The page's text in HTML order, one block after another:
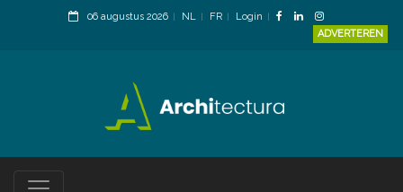
06 augustus 2026 NL FR
Login
ADVERTEREN